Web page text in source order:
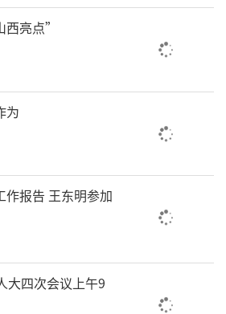
亮点”
为
作报告 王东明参加
大四次会议上午9